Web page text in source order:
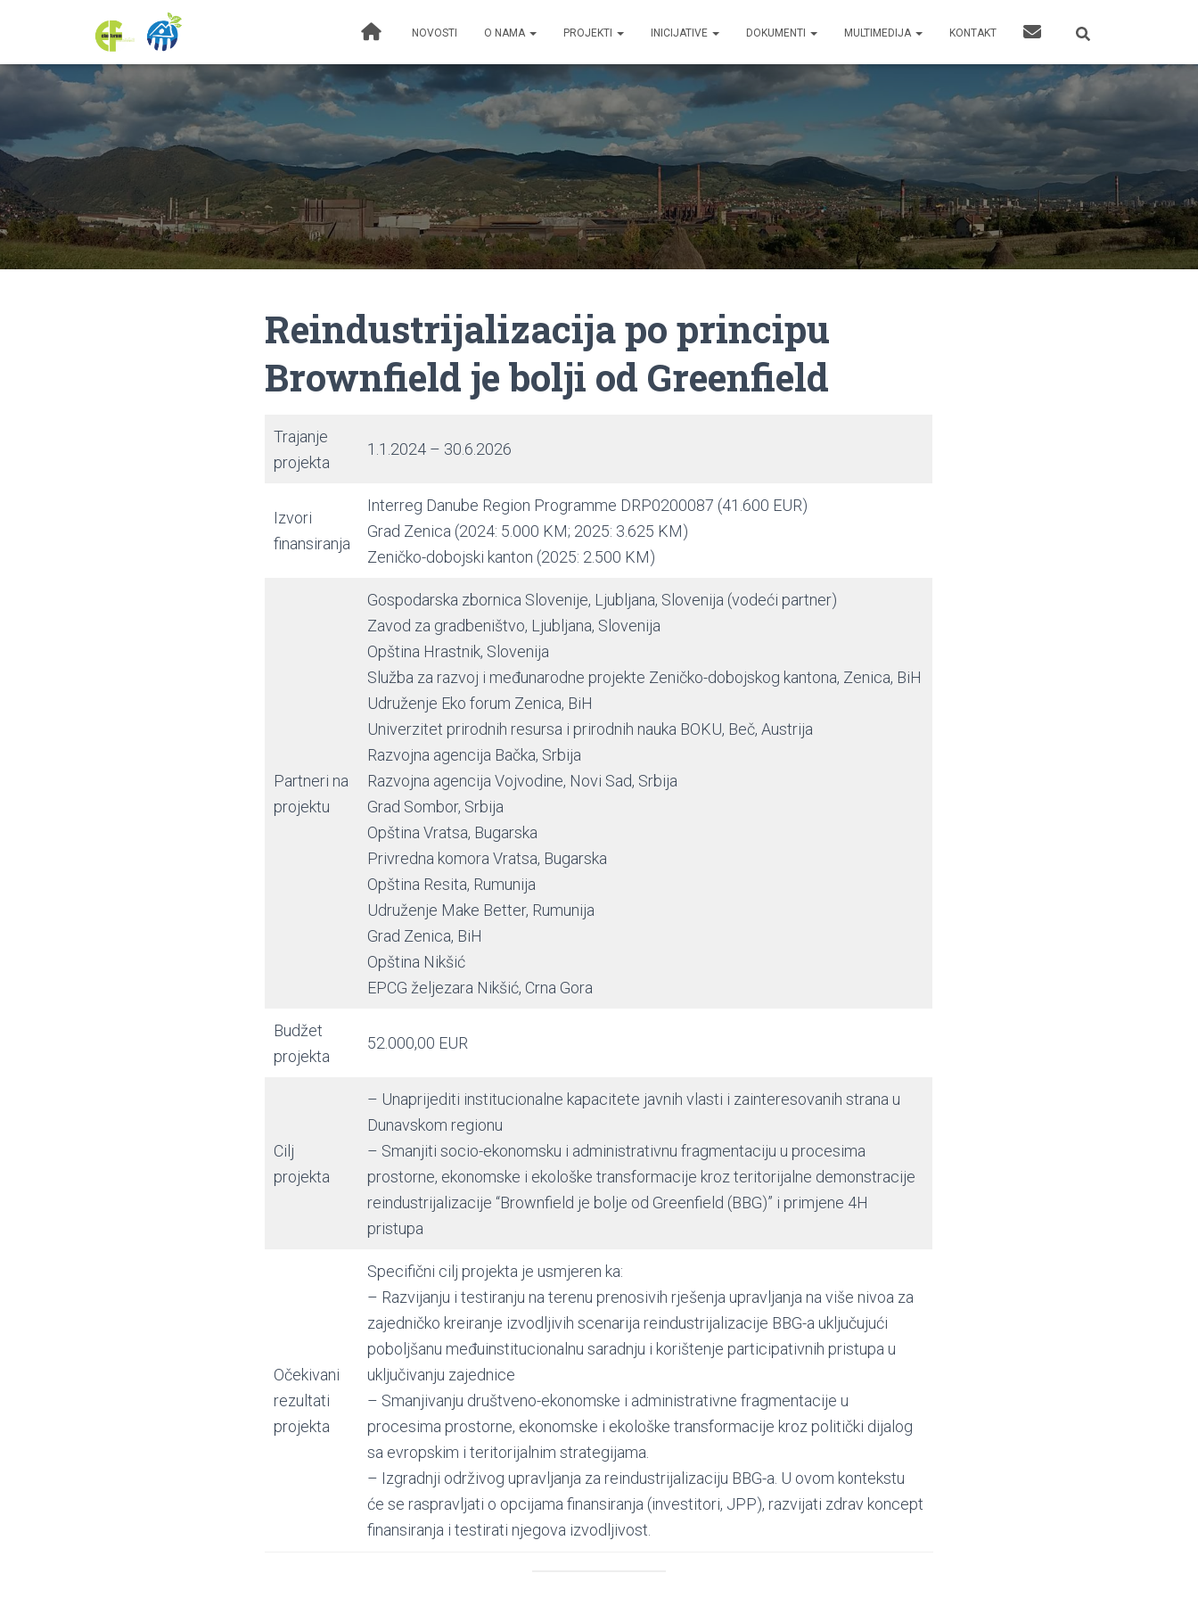
NOVOSTI O NAMA PROJEKTI INICIJATIVE DOKUMENTI MULTIMEDIJA KONTAKT
Reindustrijalizacija po principu
Brownfield je bolji od Greenfield
Trajanje
projekta
1.1.2024 – 30.6.2026
Izvori
finansiranja
Interreg Danube Region Programme DRP0200087 (41.600 EUR)
Grad Zenica (2024: 5.000 KM; 2025: 3.625 KM)
Zeničko-dobojski kanton (2025: 2.500 KM)
Partneri na
projektu
Gospodarska zbornica Slovenije, Ljubljana, Slovenija (vodeći partner)
Zavod za gradbeništvo, Ljubljana, Slovenija
Opština Hrastnik, Slovenija
Služba za razvoj i međunarodne projekte Zeničko-dobojskog kantona, Zenica, BiH
Udruženje Eko forum Zenica, BiH
Univerzitet prirodnih resursa i prirodnih nauka BOKU, Beč, Austrija
Razvojna agencija Bačka, Srbija
Razvojna agencija Vojvodine, Novi Sad, Srbija
Grad Sombor, Srbija
Opština Vratsa, Bugarska
Privredna komora Vratsa, Bugarska
Opština Resita, Rumunija
Udruženje Make Better, Rumunija
Grad Zenica, BiH
Opština Nikšić
EPCG željezara Nikšić, Crna Gora
Budžet
projekta
52.000,00 EUR
Cilj
projekta
– Unaprijediti institucionalne kapacitete javnih vlasti i zainteresovanih strana u
Dunavskom regionu
– Smanjiti socio-ekonomsku i administrativnu fragmentaciju u procesima
prostorne, ekonomske i ekološke transformacije kroz teritorijalne demonstracije
reindustrijalizacije “Brownfield je bolje od Greenfield (BBG)” i primjene 4H
pristupa
Očekivani
rezultati
projekta
Specifični cilj projekta je usmjeren ka:
– Razvijanju i testiranju na terenu prenosivih rješenja upravljanja na više nivoa za
zajedničko kreiranje izvodljivih scenarija reindustrijalizacije BBG-a uključujući
poboljšanu međuinstitucionalnu saradnju i korištenje participativnih pristupa u
uključivanju zajednice
– Smanjivanju društveno-ekonomske i administrativne fragmentacije u
procesima prostorne, ekonomske i ekološke transformacije kroz politički dijalog
sa evropskim i teritorijalnim strategijama.
– Izgradnji održivog upravljanja za reindustrijalizaciju BBG-a. U ovom kontekstu
će se raspravljati o opcijama finansiranja (investitori, JPP), razvijati zdrav koncept
finansiranja i testirati njegova izvodljivost.